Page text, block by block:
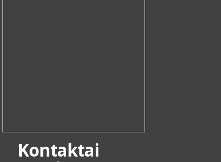
Kontaktai